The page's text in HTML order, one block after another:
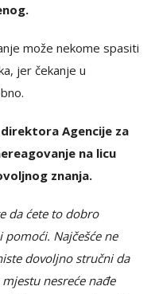
može nekome spasiti
jer čekanje u
Agencije za
na licu
znanja.
da ćete to dobro
pomoći. Najčešće ne
dovoljno stručni da
nesreće nađe